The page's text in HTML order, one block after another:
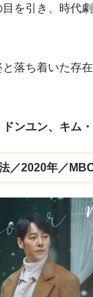
を引き、時代
落ち着いた存
ンユン、キム
／2020年／